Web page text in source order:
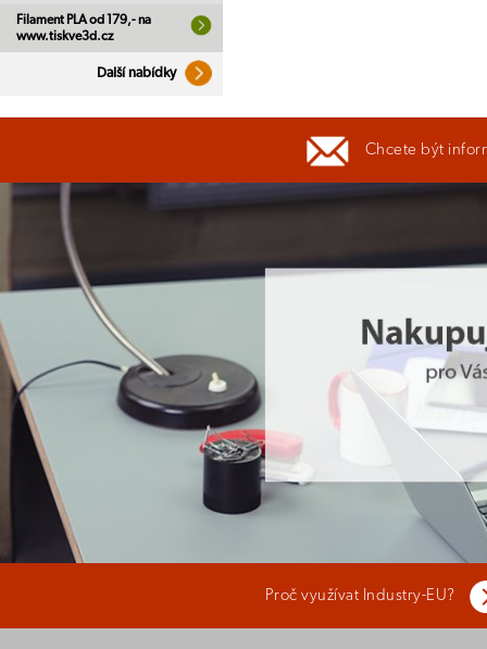
Filament PLA od 179,- na
www.tiskve3d.cz
Další nabídky
Chcete být
Proč využívat Industry-EU?